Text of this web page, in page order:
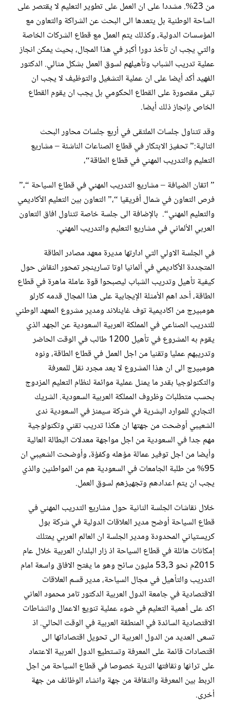
من 23%. مشددا على ان العمل على تطوير التعليم لا يقتصر على
الساحة الوطنية بل يتعدها الى البحث عن الشراكة والتعاون مع
المؤسسات الدولية، وكذلك يتم العمل مع قطاع الشركات الخاصة
والتي يجب ان تأخذ دورا أكبر في هذا المجال، بحيث يمكن انجاز
عملية تدريب الشباب وتأهيلهم لسوق العمل بشكل مثالي. الدكتور
الفهيد أكد أيضا على ان عملية التشغيل والتوظيف لا يجب ان
تبقى مقصورة على القطاع الحكومي بل يجب ان يقوم القطاع
الخاص بإنجاز ذلك أيضا.
وقد تتناول جلسات الملتقى في أربع جلسات محاور البحث
التالية:” تحفيز الابتكار في قطاع الصناعات الناشئة – مشاريع
التعليم والتدريب المهني في قطاع الطاقة“،
” اتقان الضيافة – مشاريع التدريب المهني في قطاع السياحة “،”
فرص التعاون في شمال أفريقيا “،” التعاون بين التعليم الأكاديمي
والتعليم المهني“. بالإضافة الى جلسة خاصة تتناول افاق التعاون
العربي الألماني في مشاريع التعليم والتدريب المهني.
في الجلسة الاولي التي ادارتها مديرة معهد مصادر الطاقة
المتجددة الأكاديمي في ألمانيا اوتا تسارينجر تمحور النقاش حول
كيفية تأهيل وتدريب الشباب ليصبحوا قوة عاملة ماهرة في قطاع
الطاقة، أحد اهم الأمثلة الإيجابية على هذا المجال قدمه كارلو
هومبيرج من اكاديمية توف غاينلاند ومدير مشروع المعهد الوطني
للتدريب الصناعي في المملكة العربية السعودية عن الجهد الذي
يقوم به المشروع في تأهيل 1200 طالب في الوقت الحاضر
وتدريبهم عمليا وتقنيا من اجل العمل في قطاع الطاقة، ونوه
هومبيرج الى ان هذا المشروع لا يعد مجرد نقل للمعرفة
والتكنولوجيا بقدر ما يمثل عملية موائمة لنظام التعليم المزدوج
بحسب متطلبات وظروف المملكة العربية السعودية. الشريك
التجاري للموارد البشرية في شركة سيمنز في السعودية ندى
الشعيبي أوضحت من جهتها ان هكذا تدريب تقني وتكنولوجية
مهم جدا في السعودية من اجل مواجهة معدلات البطالة العالية
وأيضا من اجل توفير عمالة مؤهله وكفؤة، وأوضحت الشعيبي ان
95% من طلبة الجامعات في السعودية هم من المواطنين والذي
يجب ان يتم اعدادهم وتجهيزهم لسوق العمل.
خلال نقاشات الجلسة الثانية حول مشاريع التدريب المهني في
قطاع السياحة أوضح مدير العلاقات الدولية في شركة بول
كريستياني المحدودة ومدير الجلسة ان العالم العربي يمتلك
إمكانات هائلة في قطاع السياحة اذ زار البلدان العربية خلال عام
2015م نحو 53,3 مليون سائح وهو ما يفتح الافاق واسعة امام
التدريب والتأهيل في مجال السياحة، مدير قسم العلاقات
الاقتصادية في جامعة الدول العربية الدكتور تامر محمود العاني
اكد على أهمية التعليم في ضوء عملية تنويع الاعمال والنشاطات
الاقتصادية السائدة في المنطقة العربية في الوقت الحالي. اذ
تسعى العديد من الدول العربية الى تحويل اقتصاداتها الى
اقتصادات قائمة على المعرفة وتستطيع الدول العربية الاعتماد
على تراثها وثقافتها الثرية خصوصا في قطاع السياحة من اجل
الربط بين المعرفة والثقافة من جهة وانشاء الوظائف من جهة
أخرى.